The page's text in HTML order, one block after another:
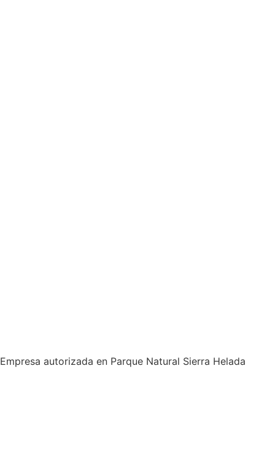
Empresa autorizada en Parque Natural Sierra Helada